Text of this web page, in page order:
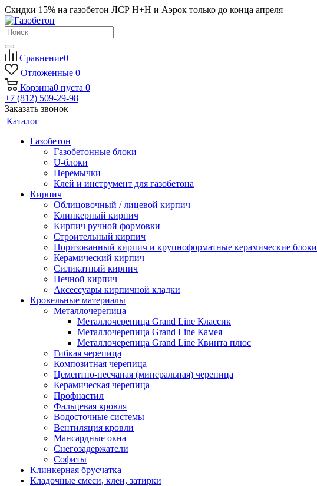
Скидки 15% на газобетон ЛСР Н+Н и Аэрок только до конца апреля
Сравнение0
Отложенные 0
Корзина0 пуста 0
+7 (812) 509-29-98
Заказать звонок
Каталог
Газобетон
Газобетонные блоки
U-блоки
Перемычки
Клей и инструмент для газобетона
Кирпич
Облицовочный / лицевой кирпич
Клинкерный кирпич
Кирпич ручной формовки
Строительный кирпич
Поризованный кирпич и крупноформатные керамические блоки
Керамический кирпич
Силикатный кирпич
Печной кирпич
Аксессуары кирпичной кладки
Кровельные материалы
Металлочерепица
Металлочерепица Grand Line Классик
Металлочерепица Grand Line Камея
Металлочерепица Grand Line Квинта плюс
Гибкая черепица
Композитная черепица
Цементно-песчаная (минеральная) черепица
Керамическая черепица
Профнастил
Фальцевая кровля
Водосточные системы
Вентиляция кровли
Мансардные окна
Снегозадержатели
Софиты
Клинкерная брусчатка
Кладочные смеси, клеи, затирки